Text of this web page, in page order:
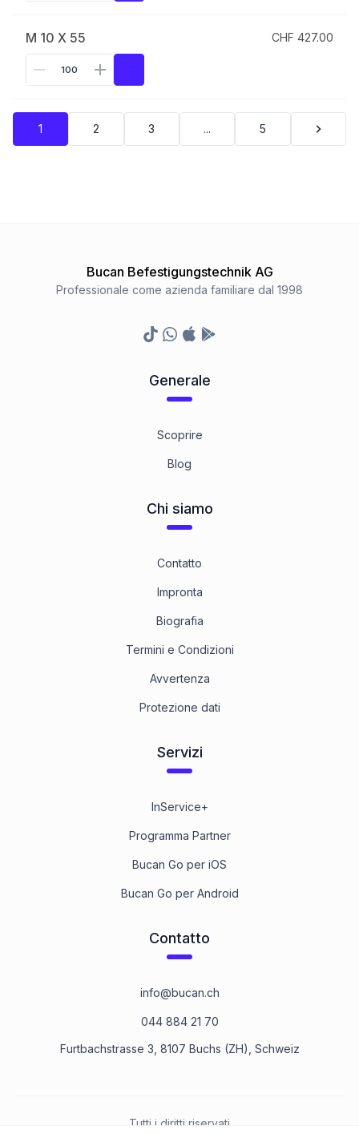
M 10 X 55 CHF 427.00
1 2 3 ... 5
Bucan Befestigungstechnik AG
Professionale come azienda familiare dal 1998
TikTokWhatsapp
Appstore
Google Play Store
Generale
Scoprire
Blog
Chi siamo
Contatto
Impronta
Biografia
Termini e Condizioni
Avvertenza
Protezione dati
Servizi
InService+
Programma Partner
Bucan Go per iOS
Bucan Go per Android
Contatto
info@bucan.ch
044 884 21 70
Furtbachstrasse 3, 8107 Buchs (ZH), Schweiz
Tutti i diritti riservati